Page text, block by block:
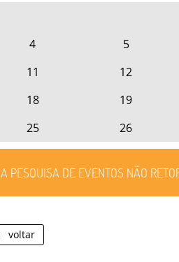
4
5
11
12
18
19
25
26
A PESQUISA DE EVENTOS NÃO
voltar